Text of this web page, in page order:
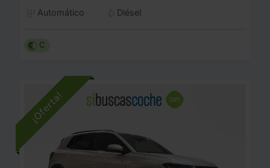
Automático
Diésel
C